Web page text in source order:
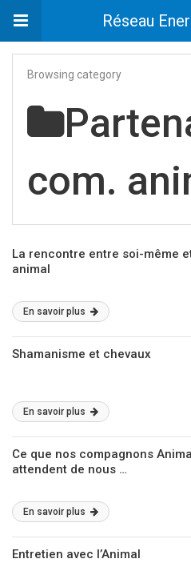
Réseau
Browsing category
com.
La rencontre entre soi-même
animal
En savoir plus
Shamanisme et chevaux
En savoir plus
Ce que nos compagnons
attendent de nous …
En savoir plus
Entretien avec l’Animal